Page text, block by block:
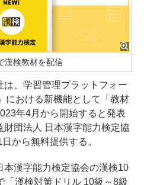
漢検教材を配信
、学習管理プラットフォー
における新機能として「教材
年4月から開始すると発表
財団法人 日本漢字能力検定協
から無料提供する。
漢字能力検定協会の漢検10
「漢検対策ドリル 10級～8級